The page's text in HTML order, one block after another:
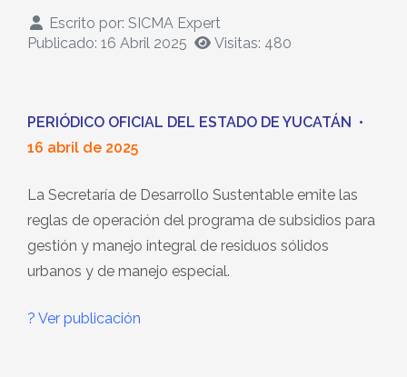
Escrito por: SICMA Expert
Publicado: 16 Abril 2025
Visitas: 480
PERIÓDICO OFICIAL DEL ESTADO DE YUCATÁN •
16 abril de 2025
La Secretaría de Desarrollo Sustentable emite las
reglas de operación del programa de subsidios para
gestión y manejo integral de residuos sólidos
urbanos y de manejo especial.
? Ver publicación